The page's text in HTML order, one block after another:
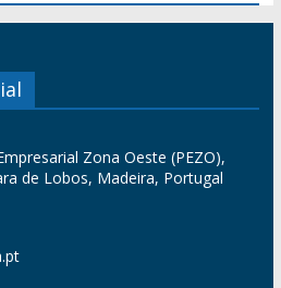
Zona Oeste (PEZO),
de Lobos, Madeira, Portugal